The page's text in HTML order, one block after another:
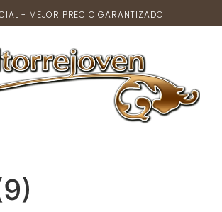
- MEJOR PRECIO GARANTIZADO